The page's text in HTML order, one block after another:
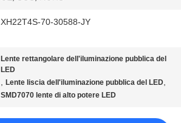
XH22T4S-70-30588-JY
Lente rettangolare dell'iluminazione pubblica del
LED
,Lente liscia dell'iluminazione pubblica del LED,
SMD7070 lente di alto potere LED